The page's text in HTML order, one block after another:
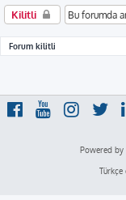
Kilitli
Forum kilitli
Powered by
Türkçe